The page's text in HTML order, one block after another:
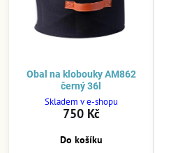
Obal na klobouky AM862
černý 36l
Skladem v e-shopu
750 Kč
Do košíku